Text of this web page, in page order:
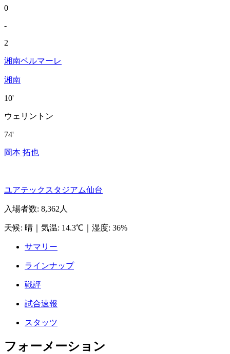
0
-
2
湘南ベルマーレ
湘南
10'
ウェリントン
74'
岡本 拓也
ユアテックスタジアム仙台
入場者数: 8,362人
天候: 晴 気温: 14.3℃ 湿度: 36%
サマリー
ラインナップ
戦評
試合速報
スタッツ
フォーメーション